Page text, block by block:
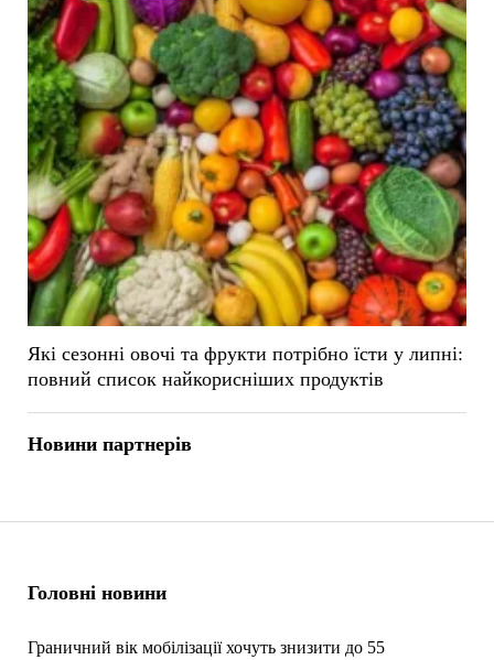
Головні новини
Граничний вік мобілізації хочуть знизити до 55
Які сезонні овочі та фрукти потрібно їсти у липні:
повний список найкорисніших продуктів
Новини партнерів